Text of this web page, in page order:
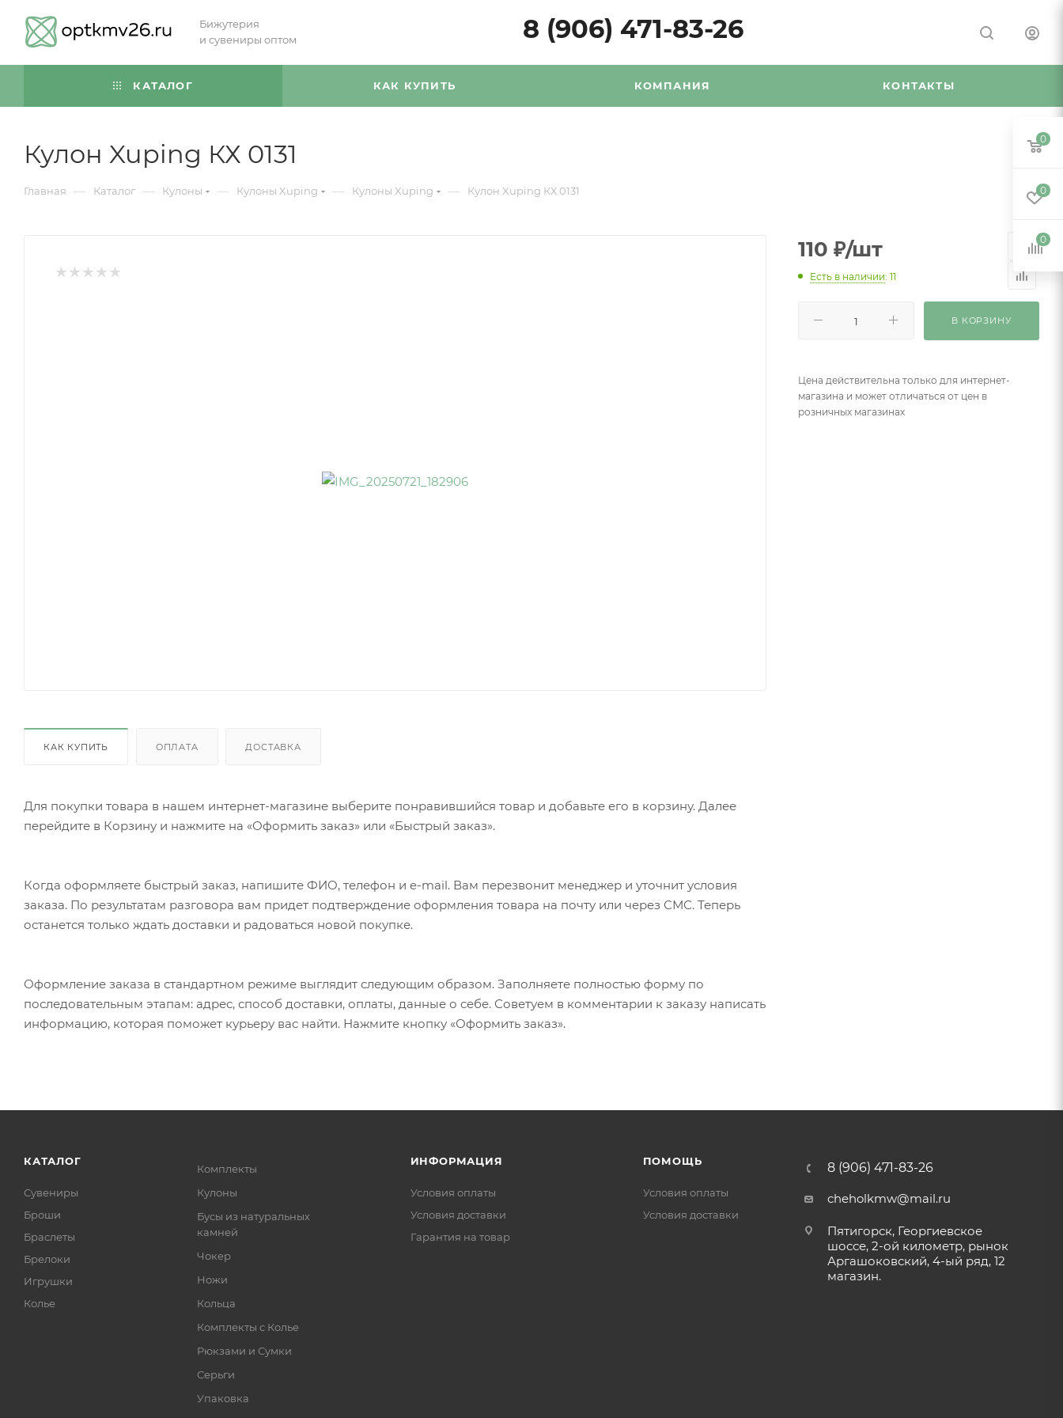
Бижутерия
и сувениры оптом
8 (906) 471-83-26
КАТАЛОГ КАК КУПИТЬ КОМПАНИЯ КОНТАКТЫ
Кулон Xuping КХ 0131
Главная — Каталог — Кулоны — Кулоны Xuping — Кулоны Xuping — Кулон Xuping КХ 0131
КАК КУПИТЬ ОПЛАТА ДОСТАВКА
Для покупки товара в нашем интернет-магазине выберите понравившийся товар и добавьте его в корзину. Далее
перейдите в Корзину и нажмите на «Оформить заказ» или «Быстрый заказ».
Когда оформляете быстрый заказ, напишите ФИО, телефон и e-mail. Вам перезвонит менеджер и уточнит условия
заказа. По результатам разговора вам придет подтверждение оформления товара на почту или через СМС. Теперь
останется только ждать доставки и радоваться новой покупке.
Оформление заказа в стандартном режиме выглядит следующим образом. Заполняете полностью форму по
последовательным этапам: адрес, способ доставки, оплаты, данные о себе. Советуем в комментарии к заказу написать
информацию, которая поможет курьеру вас найти. Нажмите кнопку «Оформить заказ».
110 ₽/шт
Есть в наличии: 11
В КОРЗИНУ
Цена действительна только для интернет-
магазина и может отличаться от цен в
розничных магазинах
КАТАЛОГ
Сувениры
Броши
Браслеты
Брелоки
Игрушки
Колье
Комплекты
Кулоны
Бусы из натуральных
камней
Чокер
Ножи
Кольца
Комплекты с Колье
Рюкзами и Сумки
Серьги
Упаковка
ИНФОРМАЦИЯ
Условия оплаты
Условия доставки
Гарантия на товар
ПОМОЩЬ
Условия оплаты
Условия доставки
8 (906) 471-83-26
cheholkmw@mail.ru
Пятигорск, Георгиевское
шоссе, 2-ой километр, рынок
Аргашоковский, 4-ый ряд, 12
магазин.
0
0
0